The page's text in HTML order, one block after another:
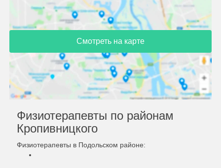
Смотреть на карте
Физиотерапевты по районам
Кропивницкого
Физиотерапевты в Подольском районе: